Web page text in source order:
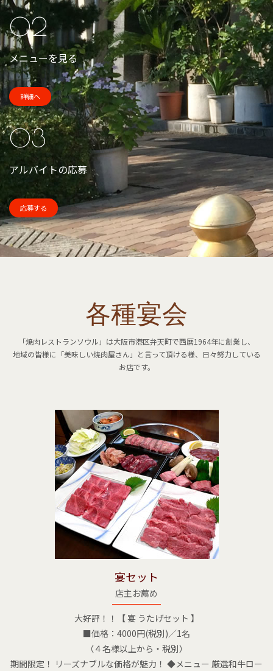
02
メニューを見る
詳細へ
03
アルバイトの応募
応募する
各種宴会
「焼肉レストランソウル」は大阪市港区弁天町で西暦1964年に創業し、
地域の皆様に「美味しい焼肉屋さん」と言って頂ける様、日々努力している
お店です。
宴セット
店主お薦め
大好評！！【 宴 うたげセット 】
■価格：4000円(税別)／1名
（４名様以上から・税別）
期間限定！ リーズナブルな価格が魅力！ ◆メニュー 厳選和牛ロー